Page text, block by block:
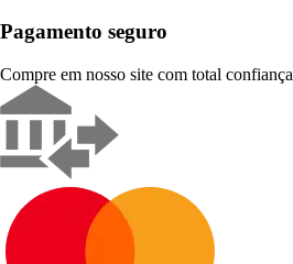
Pagamento seguro
Compre em nosso site com total confiança